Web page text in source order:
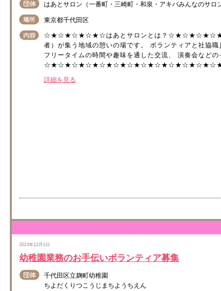
はあとサロン（一番町・三崎町・和泉・アキバみんなのサロ
東京都千代田区
☆★☆★☆★☆★☆はあとサロンとは？☆★☆★☆★☆★☆★
者）が集う地域の憩いの場です。 ボランティアと社協
フリータイムの時間や趣味を通した交流、 演奏会など
詳細を見る
2023年12月1日
幼稚園業務のお手伝いボランティア募集
千代田区立麹町幼稚園
ちよだくりつこうじまちようちえん